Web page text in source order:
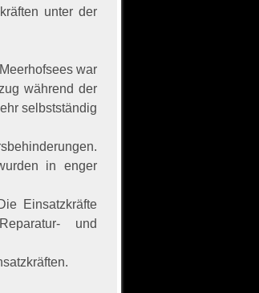
unter der
war
während der
selbstständig
in enger
Einsatzkräfte
und